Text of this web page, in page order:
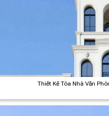
Thiết Kế Tòa Nhà Văn